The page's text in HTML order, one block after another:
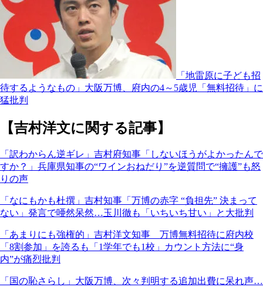
「地雷原に子ども招
待するようなもの」大阪万博、府内の4～5歳児「無料招待」に
猛批判
【吉村洋文に関する記事】
「訳わからん逆ギレ」吉村府知事「しないほうがよかったんで
すか？」兵庫県知事の“ワインおねだり”を逆質問で“擁護”も怒
りの声
「なにもかも杜撰」吉村知事「万博の赤字 “負担先” 決まって
ない」発言で唖然呆然…玉川徹も「いちいち甘い」と大批判
「あまりにも強権的」吉村洋文知事 万博無料招待に府内校
「8割参加」を誇るも「1学年でも1校」カウント方法に“身
内”が痛烈批判
「国の恥さらし」大阪万博、次々判明する追加出費に呆れ声…